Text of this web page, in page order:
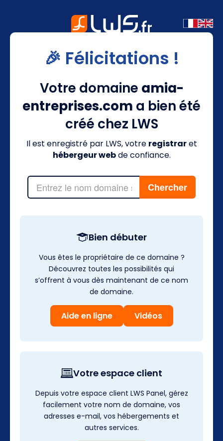
🎉 Félicitations !
Votre domaine amia-
entreprises.com a bien été
créé chez LWS
Il est enregistré par LWS, votre registraret
hébergeur webde confiance.
Bien débuter
Vous êtes le propriétaire de ce domaine ?
Découvrez toutes les possibilités qui
s’offrent à vous dès maintenant de ce nom
de domaine.
Aide en ligne Vidéos
Votre espace client
Depuis votre espace client LWS Panel, gérez
facilement votre nom de domaine, vos
adresses e-mail, vos hébergements et
autres services.